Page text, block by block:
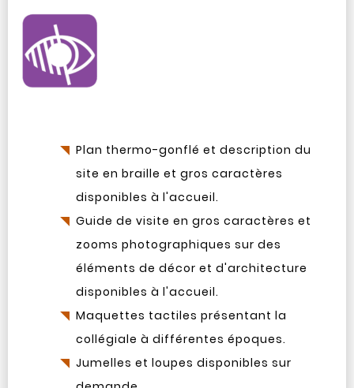
Plan thermo-gonflé et description du
site en braille et gros caractères
disponibles à l'accueil.
Guide de visite en gros caractères et
zooms photographiques sur des
éléments de décor et d'architecture
disponibles à l'accueil.
Maquettes tactiles présentant la
collégiale à différentes époques.
Jumelles et loupes disponibles sur